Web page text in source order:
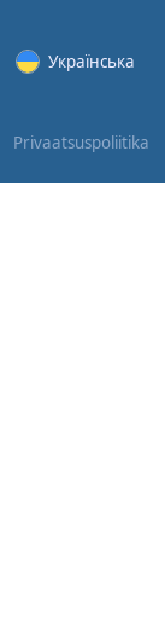
Українська
Privaatsuspoliitika